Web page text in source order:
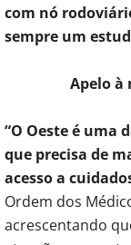
com nó
sempre um
Apelo à
“O Oeste é uma
que precisa de
acesso a
Ordem dos
acrescentando